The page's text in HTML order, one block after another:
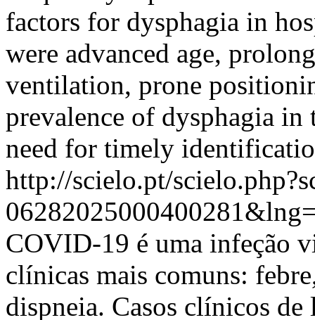
factors for dysphagia in
were advanced age,
ventilation, prone
prevalence of dysphagia
need for timely
http://scielo.pt/
COVID-19 é uma infeção
clínicas mais comuns:
dispneia. Casos clínicos de